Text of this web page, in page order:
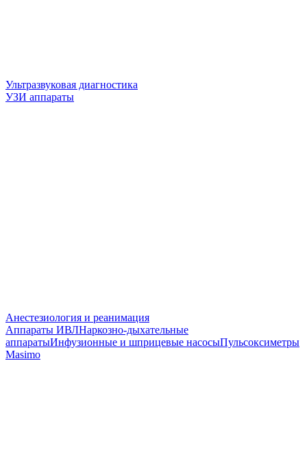
Ультразвуковая диагностика
УЗИ аппараты
Анестезиология и реанимация
Аппараты ИВЛНаркозно-дыхательные
аппаратыИнфузионные и шприцевые насосыПульсоксиметры
Masimo